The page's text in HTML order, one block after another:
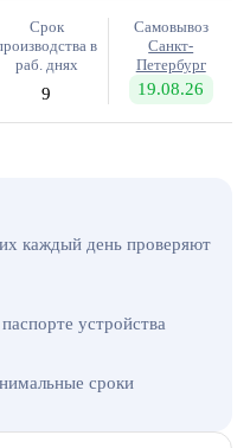
Срок
в
раб. днях
9
Самовывоз
Санкт-
Петербург
19.08.26
каждый день проверяют
устройства
сроки